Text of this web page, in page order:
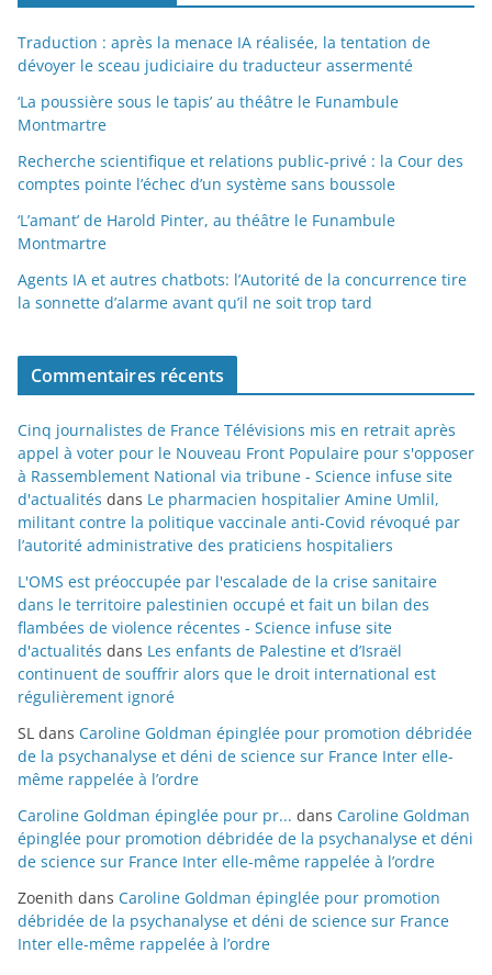
Traduction : après la menace IA réalisée, la tentation de
dévoyer le sceau judiciaire du traducteur assermenté
‘La poussière sous le tapis’ au théâtre le Funambule
Montmartre
Recherche scientifique et relations public-privé : la Cour des
comptes pointe l’échec d’un système sans boussole
‘L’amant’ de Harold Pinter, au théâtre le Funambule
Montmartre
Agents IA et autres chatbots: l’Autorité de la concurrence tire
la sonnette d’alarme avant qu’il ne soit trop tard
Commentaires récents
Cinq journalistes de France Télévisions mis en retrait après
appel à voter pour le Nouveau Front Populaire pour s'opposer
à Rassemblement National via tribune - Science infuse site
d'actualités dans Le pharmacien hospitalier Amine Umlil,
militant contre la politique vaccinale anti-Covid révoqué par
l’autorité administrative des praticiens hospitaliers
L'OMS est préoccupée par l'escalade de la crise sanitaire
dans le territoire palestinien occupé et fait un bilan des
flambées de violence récentes - Science infuse site
d'actualités dans Les enfants de Palestine et d’Israël
continuent de souffrir alors que le droit international est
régulièrement ignoré
SL dans Caroline Goldman épinglée pour promotion débridée
de la psychanalyse et déni de science sur France Inter elle-
même rappelée à l’ordre
Caroline Goldman épinglée pour pr... dans Caroline Goldman
épinglée pour promotion débridée de la psychanalyse et déni
de science sur France Inter elle-même rappelée à l’ordre
Zoenith dans Caroline Goldman épinglée pour promotion
débridée de la psychanalyse et déni de science sur France
Inter elle-même rappelée à l’ordre